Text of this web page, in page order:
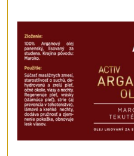
Arganfrucht zu
Hand zu schälen, um
Inneren zu
Dermatologe und
Dermatologie an der
der Cornell University.
gemahlen und
Arganöl zu erhalten,
gefiltert, um ein noch